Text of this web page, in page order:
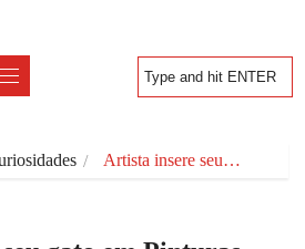
Artista insere seu…